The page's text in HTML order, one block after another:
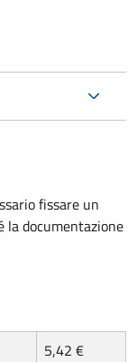
fissare un
la documentazione
5,42 €